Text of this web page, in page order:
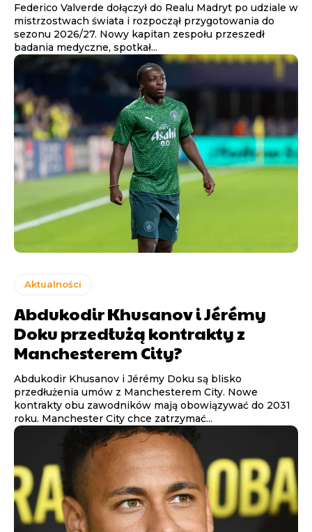
Federico Valverde dołączył do Realu Madryt po udziale w
mistrzostwach świata i rozpoczął przygotowania do
sezonu 2026/27. Nowy kapitan zespołu przeszedł
badania medyczne, spotkał...
Aktualności
Abdukodir Khusanov i Jérémy
Doku przedłużą kontrakty z
Manchesterem City?
Abdukodir Khusanov i Jérémy Doku są blisko
przedłużenia umów z Manchesterem City. Nowe
kontrakty obu zawodników mają obowiązywać do 2031
roku. Manchester City chce zatrzymać...